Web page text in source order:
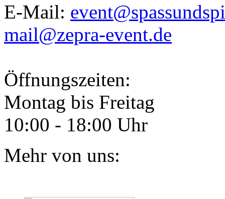
E-Mail:
mail@zepra-event.de
Öffnungszeiten:
Montag bis Freitag
10:00 - 18:00 Uhr
Mehr von uns: